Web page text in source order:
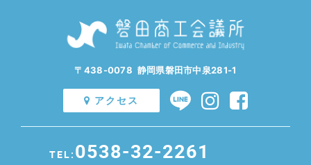
〒438-0078 静岡県磐田市中泉281-1
アクセス
TEL: 0538-32-2261